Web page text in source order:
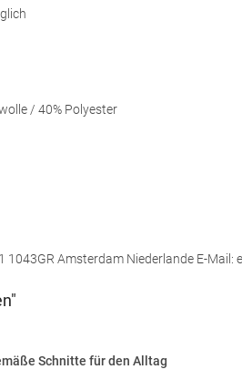
/ 40% Polyester
1043GR Amsterdam Niederlande E-Mail:
Schnitte für den Alltag